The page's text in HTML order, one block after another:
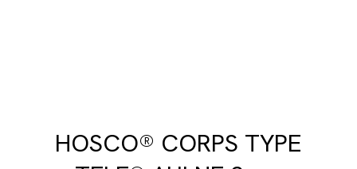
HOSCO® CORPS TYPE